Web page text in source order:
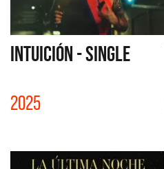
INTUICIÓN - SINGLE
2025